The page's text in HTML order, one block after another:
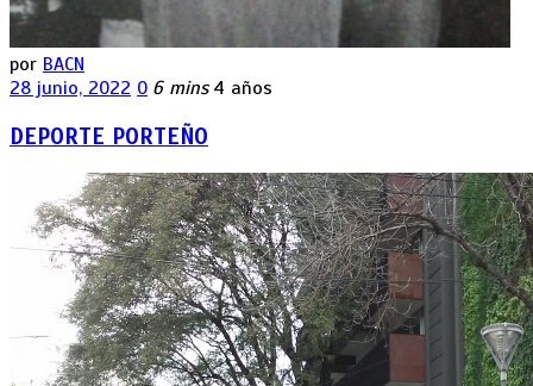
por BACN
28 junio, 2022 0 6 mins 4 años
DEPORTE PORTEÑO